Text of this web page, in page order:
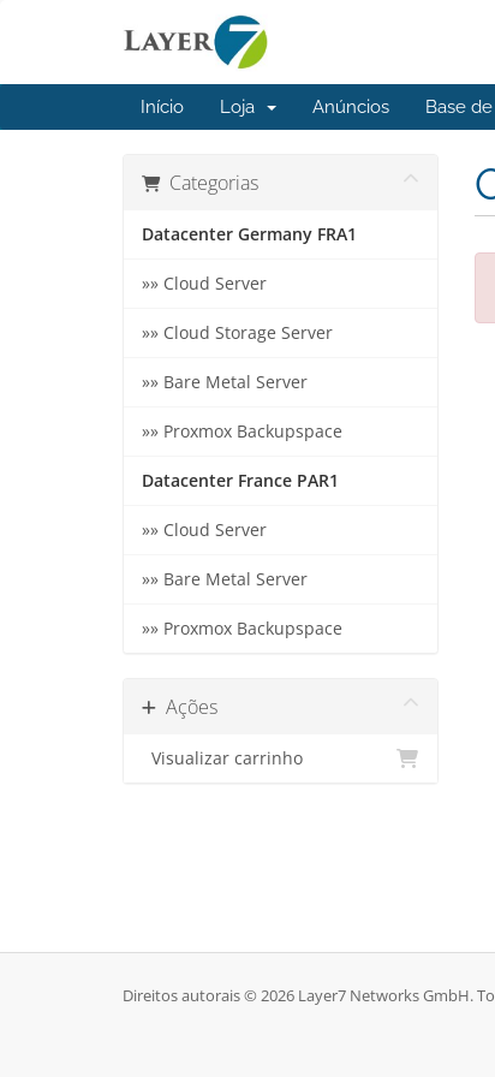
Início Loja Anúncios Base
Categorias
Datacenter Germany FRA1
»» Cloud Server
»» Cloud Storage Server
»» Bare Metal Server
»» Proxmox Backupspace
Datacenter France PAR1
»» Cloud Server
»» Bare Metal Server
»» Proxmox Backupspace
Ações
Visualizar carrinho
Direitos autorais © 2026 Layer7 Networks GmbH.